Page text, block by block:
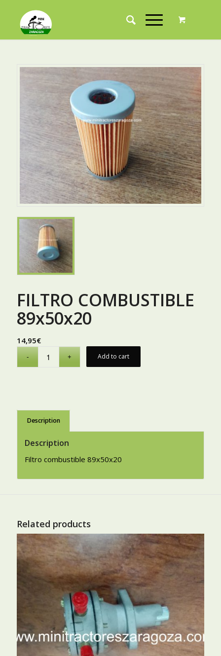
FILTRO COMBUSTIBLE
89x50x20
14,95€
Add to cart
Description
Description
Filtro combustible 89x50x20
Related products